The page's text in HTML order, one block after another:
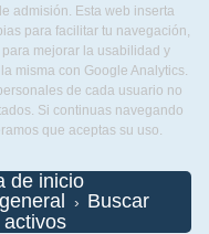
admisión. Esta web inserta
para facilitar tu navegación,
para mejorar la usabilidad y
misma con Google Analytics.
de cada usuario no
Si continuas navegando
que aceptas su uso.
de inicio
Buscar
activos